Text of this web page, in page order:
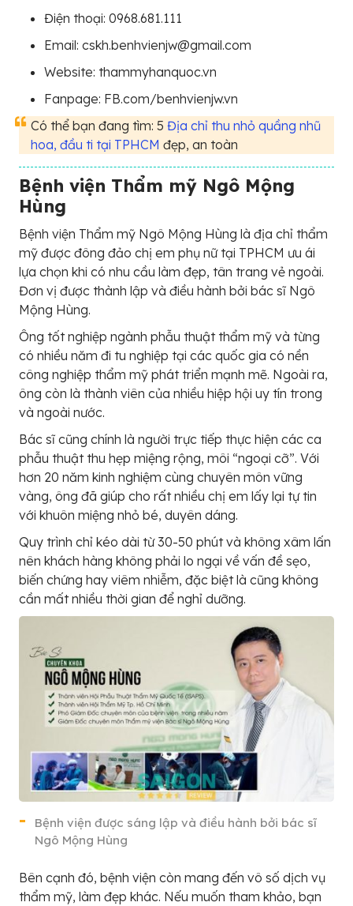
Điện thoại: 0968.681.111
Email: cskh.benhvienjw@gmail.com
Website: thammyhanquoc.vn
Fanpage: FB.com/benhvienjw.vn
Có thể bạn đang tìm: 5 Địa chỉ thu nhỏ quầng nhũ
hoa, đầu ti tại TPHCM đẹp, an toàn
Bệnh viện Thẩm mỹ Ngô Mộng
Hùng
Bệnh viện Thẩm mỹ Ngô Mộng Hùng là địa chỉ thẩm
mỹ được đông đảo chị em phụ nữ tại TPHCM ưu ái
lựa chọn khi có nhu cầu làm đẹp, tân trang vẻ ngoài.
Đơn vị được thành lập và điều hành bởi bác sĩ Ngô
Mộng Hùng.
Ông tốt nghiệp ngành phẫu thuật thẩm mỹ và từng
có nhiều năm đi tu nghiệp tại các quốc gia có nền
công nghiệp thẩm mỹ phát triển mạnh mẽ. Ngoài ra,
ông còn là thành viên của nhiều hiệp hội uy tín trong
và ngoài nước.
Bác sĩ cũng chính là người trực tiếp thực hiện các ca
phẫu thuật thu hẹp miệng rộng, môi “ngoại cỡ”. Với
hơn 20 năm kinh nghiệm cùng chuyên môn vững
vàng, ông đã giúp cho rất nhiều chị em lấy lại tự tin
với khuôn miệng nhỏ bé, duyên dáng.
Quy trình chỉ kéo dài từ 30-50 phút và không xâm lấn
nên khách hàng không phải lo ngại về vấn đề sẹo,
biến chứng hay viêm nhiễm, đặc biệt là cũng không
cần mất nhiều thời gian để nghỉ dưỡng.
Bệnh viện được sáng lập và điều hành bởi bác sĩ
Ngô Mộng Hùng
Bên cạnh đó, bệnh viện còn mang đến vô số dịch vụ
thẩm mỹ, làm đẹp khác. Nếu muốn tham khảo, bạn